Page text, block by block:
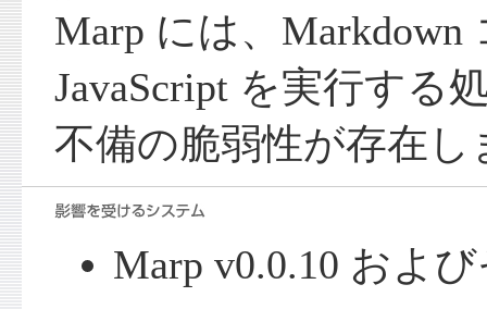
Marp には、Markdown
JavaScript を実行する
不備の脆弱性が存在し
Marp v0.0.10 およ